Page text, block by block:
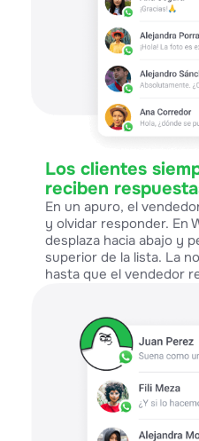
Los clientes
reciben
En un apuro, el
y olvidar responder. En
desplaza hacia abajo y
superior de la lista. La
hasta que el vendedor